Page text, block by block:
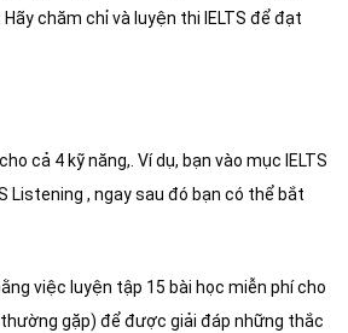
chăm chỉ và luyện thi IELTS để đạt
cả 4 kỹ năng,. Ví dụ, bạn vào mục IELTS
Listening , ngay sau đó bạn có thể bắt
việc luyện tập 15 bài học miễn phí cho
gặp) để được giải đáp những thắc